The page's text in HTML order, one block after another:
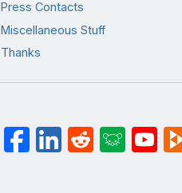
Press Contacts
Miscellaneous Stuff
Thanks